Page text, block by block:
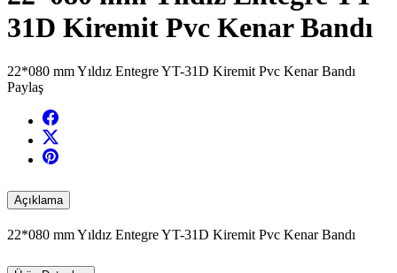
31D Kiremit Pvc Kenar Bandı
22*080 mm Yıldız Entegre YT-31D Kiremit Pvc Kenar Bandı
Paylaş
Açıklama
22*080 mm Yıldız Entegre YT-31D Kiremit Pvc Kenar Bandı